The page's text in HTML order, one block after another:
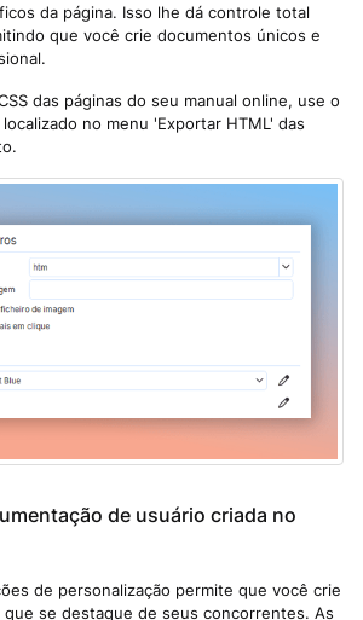
da página. Isso lhe dá controle total
que você crie documentos únicos e
das páginas do seu manual online, use o
no menu 'Exportar HTML' das
de usuário criada no
de personalização permite que você crie
se destaque de seus concorrentes. As